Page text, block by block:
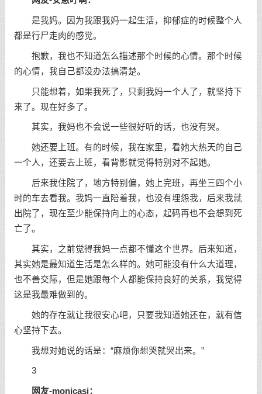
是我妈。因为我跟我妈一起生活，抑郁症的时候整个人
都是行尸走肉的感觉。
抱歉，我也不知道怎么描述那个时候的心情。那个时候
的心情，我自己都没办法搞清楚。
只能想着，如果我死了，只剩我妈一个人了，就坚持下
来了。现在好多了。
其实，我妈也不会说一些很好听的话，也没有哭。
她还要上班。有的时候，我在家里，看她大热天的自己
一个人，还要去上班，看背影就觉得特别对不起她。
后来我住院了，地方特别偏，她上完班，再坐三四个小
时的车去看我。我妈一直陪着我，也没有埋怨我，后来我就
出院了，现在至少能保持向上的心态，起码再也不会想到死
亡了。
其实，之前觉得我妈一点都不懂这个世界。后来知道，
其实她是最知道生活是怎么样的。她可能没有什么大道理，
也不善交际，但是她跟每个人都能保持良好的关系，我觉得
这是我最难做到的。
她的存在就让我很安心吧，只要我知道她还在，就有信
心坚持下去。
我想对她说的话是：“麻烦你想哭就哭出来。”
3
网友-monicasj：